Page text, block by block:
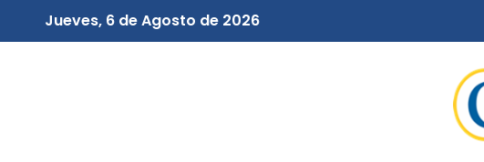
Jueves, 6 de Agosto de 2026